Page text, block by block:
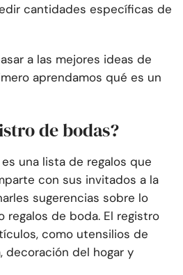
cantidades específicas de
a las mejores ideas de
aprendamos qué es un
de bodas?
una lista de regalos que
con sus invitados a la
sugerencias sobre lo
regalos de boda. El registro
como utensilios de
decoración del hogar y